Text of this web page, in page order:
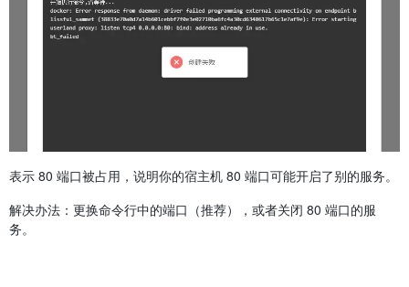
表示 80 端口被占用，说明你的宿主机 80 端口可能开启了别的服务。
解决办法：更换命令行中的端口（推荐），或者关闭 80 端口的服
务。